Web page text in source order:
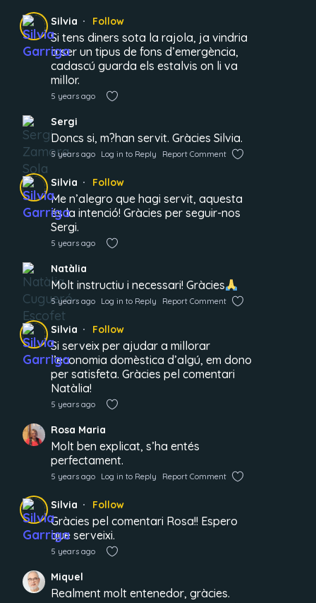
Silvia Follow
Si tens diners sota la rajola, ja vindria
a ser un tipus de fons d’emergència,
cadascú guarda els estalvis on li va
millor.
5 years ago
Sergi
Doncs si, m?han servit. Gràcies Silvia.
5 years ago Log in to Reply Report Comment
Silvia Follow
Me n’alegro que hagi servit, aquesta
és la intenció! Gràcies per seguir-nos
Sergi.
5 years ago
Natàlia
Molt instructiu i necessari! Gràcies
5 years ago Log in to Reply Report Comment
Silvia Follow
Si serveix per ajudar a millorar
l’economia domèstica d’algú, em dono
per satisfeta. Gràcies pel comentari
Natàlia!
5 years ago
Rosa Maria
Molt ben explicat, s’ha entés
perfectament.
5 years ago Log in to Reply Report Comment
Silvia Follow
Gràcies pel comentari Rosa!! Espero
que serveixi.
5 years ago
Miquel
Realment molt entenedor, gràcies.